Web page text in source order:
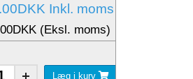
Inkl. moms
(Eksl. moms)
Læg i kurv